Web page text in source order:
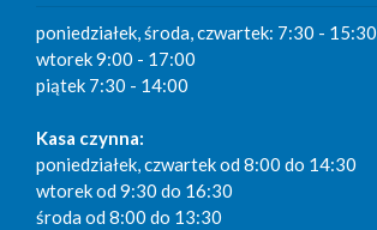
poniedziałek, środa, czwartek: 7:30 - 15:30
wtorek 9:00 - 17:00
piątek 7:30 - 14:00
Kasa czynna:
poniedziałek, czwartek od 8:00 do 14:30
wtorek od 9:30 do 16:30
środa od 8:00 do 13:30